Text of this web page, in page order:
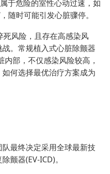
于危险的室性心动过速，如
随时可能引发心脏骤停。
风险，且存在高感染风
。常规植入式心脏除颤器
部，不仅感染风险较高，
何选择最优治疗方案成为
最终决定采用全球最新技
颤器(EV-ICD)。